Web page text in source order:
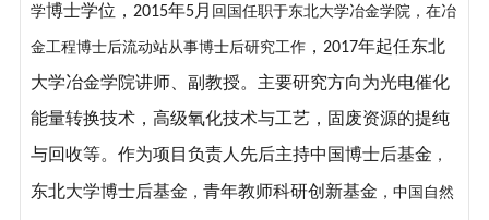
学博士学位， 2015年5月 回国任职于东北大学冶金学院，在冶
金工程博士后流动站从事博士后研究工作， 2017年起任东北
大学冶金学院讲师、副教授。主要研究方向为光电催化
能量转换技术，高级氧化技术与工艺，固废资源的提纯
与回收等。作为项目负责人先后主持中国博士后基金 ，
东北大学博士后基金 ， 青年教师科研创新基金 ，中国自然